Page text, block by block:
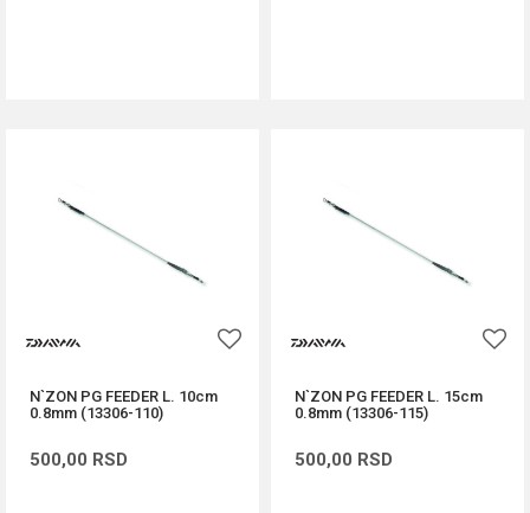
N`ZON PG FEEDER L. 10cm
0.8mm (13306-110)
500,00 RSD
N`ZON PG FEEDER L. 15cm
0.8mm (13306-115)
500,00 RSD